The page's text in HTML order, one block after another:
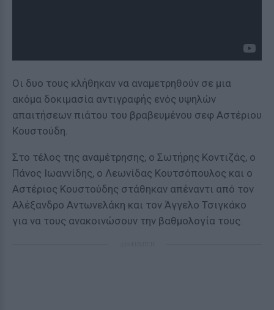
Οι δυο τους κλήθηκαν να αναμετρηθούν σε μια
ακόμα δοκιμασία αντιγραφής ενός υψηλών
απαιτήσεων πιάτου του βραβευμένου σεφ Αστέριου
Κουστούδη.
Στο τέλος της αναμέτρησης, ο Σωτήρης Κοντιζάς, ο
Πάνος Ιωαννίδης, ο Λεωνίδας Κουτσόπουλος και ο
Αστέριος Κουστούδης στάθηκαν απέναντι από τον
Αλέξανδρο Αντωνελάκη και τον Άγγελο Τσιγκάκο
για να τους ανακοινώσουν την βαθμολογία τους.